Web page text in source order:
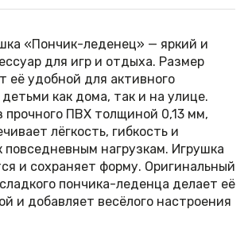
«Пончик-леденец» — яркий и
для игр и отдыха. Размер
её удобной для активного
как дома, так и на улице.
прочного ПВХ толщиной 0,13 мм,
лёгкость, гибкость и
повседневным нагрузкам. Игрушка
и сохраняет форму. Оригинальный
пончика-леденца делает её
и добавляет весёлого настроения